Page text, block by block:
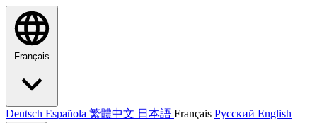
Français
Deutsch Española 繁體中文 日本語 Français Русский English